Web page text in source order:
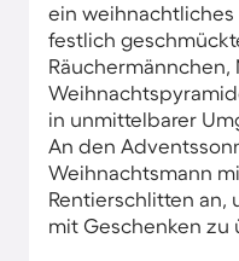
ein
festlich
Räuchermännchen,
in unmittelbarer
An den
Weihnachtsmann
Rentierschlitten an,
mit Geschenken zu